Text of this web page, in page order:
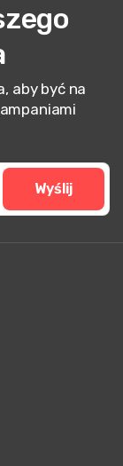
aby być na
Wyślij